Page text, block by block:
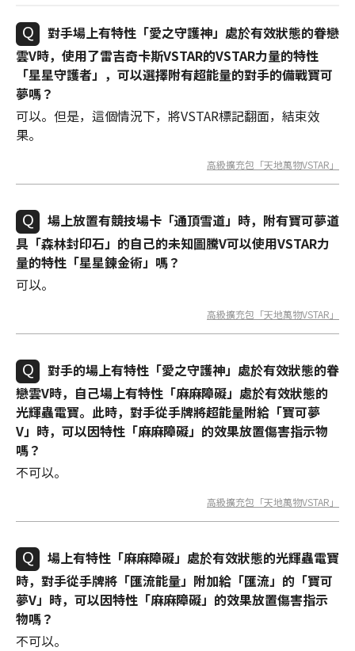
對手場上有特性「愛之守護神」處於有效狀態的眷戀
雲V時，使用了雷吉奇卡斯VSTAR的VSTAR力量的特性
「星星守護者」，可以選擇附有超能量的對手的備戰寶可
夢嗎？
可以。但是，這個情況下，將VSTAR標記翻面，結束效
果。
高級擴充包「天地萬物VSTAR」
場上放置有競技場卡「通頂雪道」時，附有寶可夢道
具「森林封印石」的自己的未知圖騰V可以使用VSTAR力
量的特性「星星鍊金術」嗎？
可以。
高級擴充包「天地萬物VSTAR」
對手的場上有特性「愛之守護神」處於有效狀態的眷
戀雲V時，自己場上有特性「麻麻障礙」處於有效狀態的
光輝蟲電寶。此時，對手從手牌將超能量附給「寶可夢
V」時，可以因特性「麻麻障礙」的效果放置傷害指示物
嗎？
不可以。
高級擴充包「天地萬物VSTAR」
場上有特性「麻麻障礙」處於有效狀態的光輝蟲電寶
時，對手從手牌將「匯流能量」附加給「匯流」的「寶可
夢V」時，可以因特性「麻麻障礙」的效果放置傷害指示
物嗎？
不可以。